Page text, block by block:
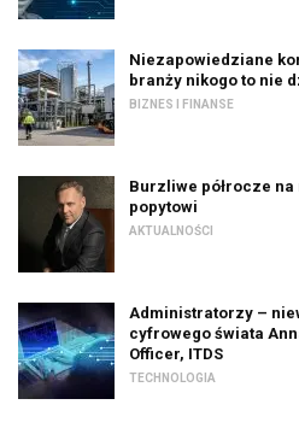
Niezapowiedziane
branży nikogo to nie
BIZNES I FINANSE
Burzliwe półrocze na
popytowi
AKTUALNOŚCI
Administratorzy –
cyfrowego świata
Officer, ITDS
TECHNOLOGIA